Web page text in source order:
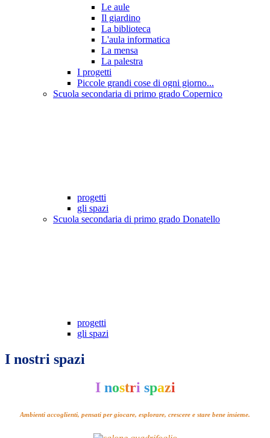
Le aule
Il giardino
La biblioteca
L'aula informatica
La mensa
La palestra
I progetti
Piccole grandi cose di ogni giorno...
Scuola secondaria di primo grado Copernico
progetti
gli spazi
Scuola secondaria di primo grado Donatello
progetti
gli spazi
I nostri spazi
I nostri spazi
Ambienti accoglienti, pensati per giocare, esplorare, crescere e stare bene insieme.